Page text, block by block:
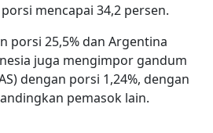
mencapai 34,2 persen.
porsi 25,5% dan Argentina
juga mengimpor gandum
dengan porsi 1,24%, dengan
pemasok lain.